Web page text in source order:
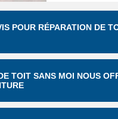
POUR RÉPARATION DE
TOIT SANS MOI NOUS